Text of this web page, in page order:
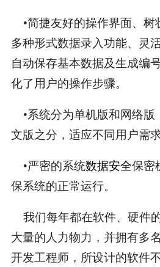
•简捷友好的操作界面、树
多种形式数据录入功能、灵
自动保存基本数据及生成编
化了用户的操作步骤。
•系统分为单机版和网络版
文版之分，适应不同用户需求
•严密的系统数据安全保密
保系统的正常运行。
我们每年都在软件、硬件
大量的人力物力，并拥有多
开发工程师，所设计的软件